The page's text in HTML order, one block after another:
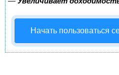
Начать пользоваться